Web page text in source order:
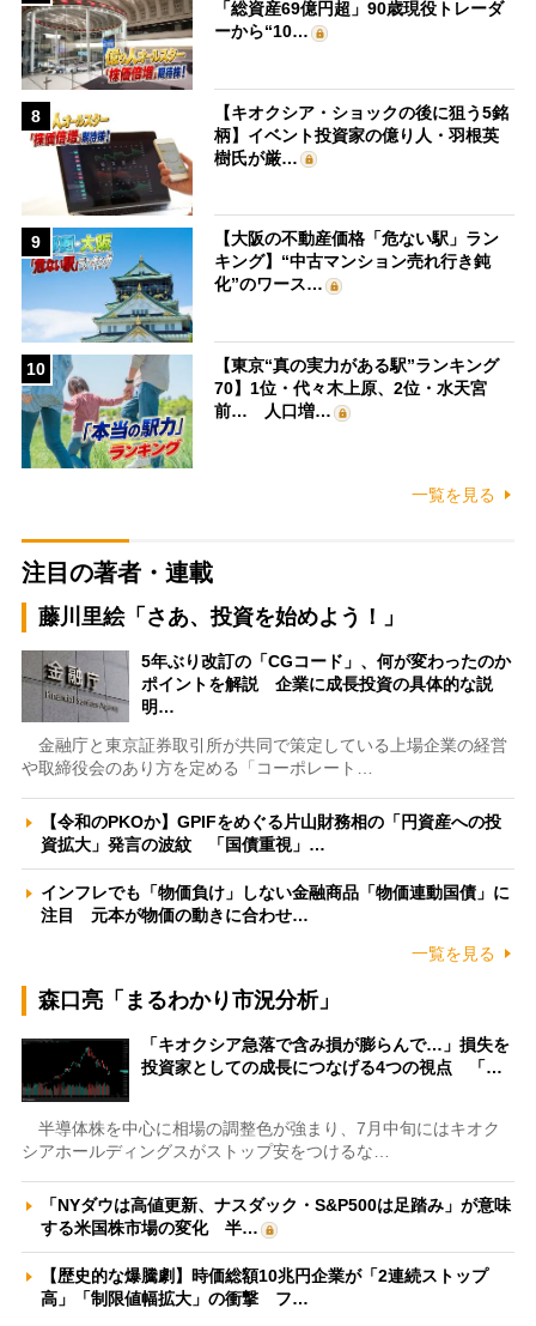
「総資産69億円超」90歳現役トレーダ
ーから“10…
8
【キオクシア・ショックの後に狙う5銘
柄】イベント投資家の億り人・羽根英
樹氏が厳…
9
【大阪の不動産価格「危ない駅」ラン
キング】“中古マンション売れ行き鈍
化”のワース…
10
【東京“真の実力がある駅”ランキング
70】1位・代々木上原、2位・水天宮
前… 人口増…
一覧を見る
注目の著者・連載
藤川里絵「さあ、投資を始めよう！」
5年ぶり改訂の「CGコード」、何が変わったのか
ポイントを解説 企業に成長投資の具体的な説
明…
金融庁と東京証券取引所が共同で策定している上場企業の経営
や取締役会のあり方を定める「コーポレート…
【令和のPKOか】GPIFをめぐる片山財務相の「円資産への投
資拡大」発言の波紋 「国債重視」…
インフレでも「物価負け」しない金融商品「物価連動国債」に
注目 元本が物価の動きに合わせ…
一覧を見る
森口亮「まるわかり市況分析」
「キオクシア急落で含み損が膨らんで…」損失を
投資家としての成長につなげる4つの視点 「…
半導体株を中心に相場の調整色が強まり、7月中旬にはキオク
シアホールディングスがストップ安をつけるな…
「NYダウは高値更新、ナスダック・S&P500は足踏み」が意味
する米国株市場の変化 半…
【歴史的な爆騰劇】時価総額10兆円企業が「2連続ストップ
高」「制限値幅拡大」の衝撃 フ…